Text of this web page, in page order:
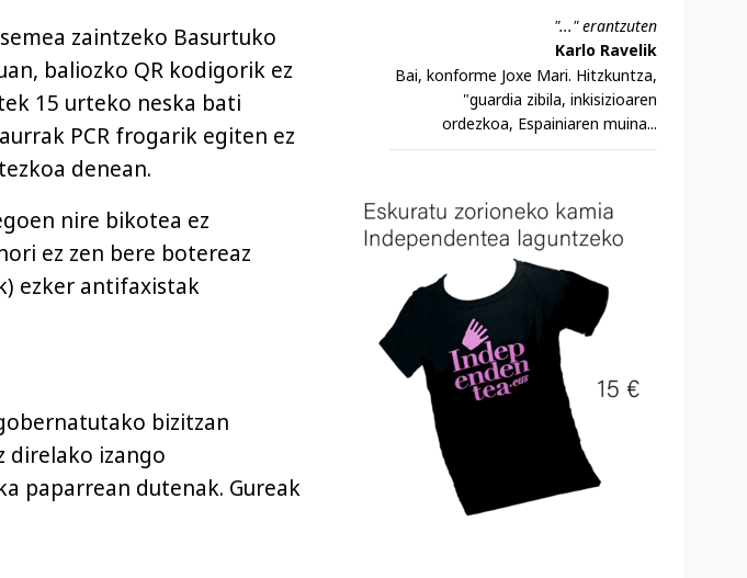
zaintzeko Basurtuko
baliozko QR kodigorik ez
15 urteko neska bati
PCR frogarik egiten ez
denean.
nire bikotea ez
ez zen bere botereaz
ezker antifaxistak
bizitzan
direlako izango
paparrean dutenak. Gureak
"..." erantzuten
Karlo Ravelik
Bai, konforme Joxe Mari. Hitzkuntza,
"guardia zibila, inkisizioaren
ordezkoa, Espainiaren muina...